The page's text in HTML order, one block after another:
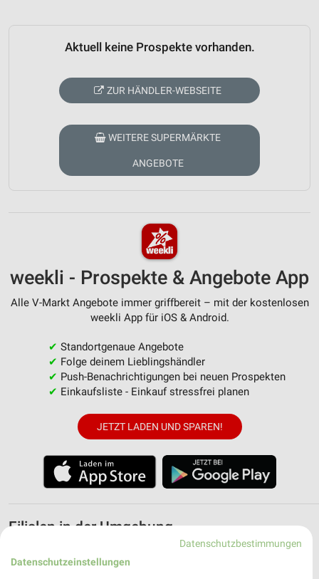
Aktuell keine Prospekte vorhanden.
ZUR HÄNDLER-WEBSEITE
WEITERE SUPERMÄRKTE
ANGEBOTE
weekli - Prospekte & Angebote App
Alle V-Markt Angebote immer griffbereit – mit der kostenlosen
weekli App für iOS & Android.
✔ Standortgenaue Angebote
✔ Folge deinem Lieblingshändler
✔ Push-Benachrichtigungen bei neuen Prospekten
✔ Einkaufsliste - Einkauf stressfrei planen
JETZT LADEN UND SPAREN!
Filialen in der Umgebung
3 Filialen
Datenschutzbestimmungen
Datenschutzeinstellungen